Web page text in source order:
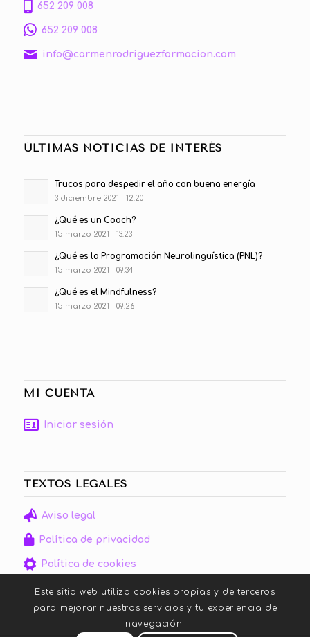
652 209 008
652 209 008
info@carmenrodriguezformacion.com
ÚLTIMAS NOTICIAS DE INTERÉS
Trucos para despedir el año con buena energía
3 diciembre 2021 - 12:20
¿Qué es un Coach?
15 marzo 2021 - 13:23
¿Qué es la Programación Neurolingüística (PNL)?
15 marzo 2021 - 09:34
¿Qué es el Mindfulness?
15 marzo 2021 - 09:26
MI CUENTA
Iniciar sesión
TEXTOS LEGALES
Aviso legal
Política de privacidad
Política de cookies
Este sitio web utiliza cookies propias y de terceros
para mejorar nuestros servicios y tu experiencia de
navegación.